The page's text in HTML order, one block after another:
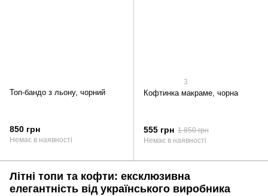
Топ-бандо з льону, чорний
850 грн
Немає в наявності
3
Кофтинка макраме, чорна
555 грн 1 850 грн
Немає в наявності
Літні топи та кофти: ексклюзивна
елегантність від українського виробника